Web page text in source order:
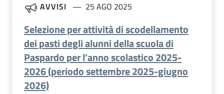
AVVISI 25 AGO 2025
Selezione per attività di scodellamento
dei pasti degli alunni della scuola di
Paspardo per l’anno scolastico 2025-
2026 (periodo settembre 2025-giugno
2026)